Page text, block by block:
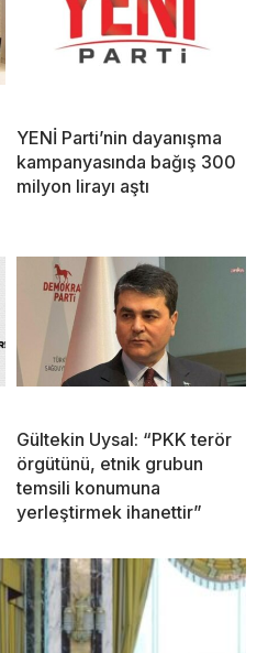
YENİ Parti’nin dayanışma
kampanyasında bağış 300
milyon lirayı aştı
Gültekin Uysal: “PKK terör
örgütünü, etnik grubun
temsili konumuna
yerleştirmek ihanettir”